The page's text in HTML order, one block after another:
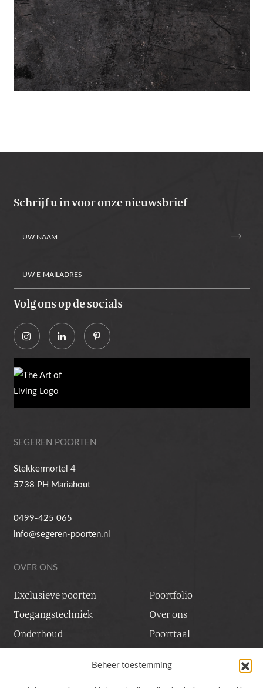
Beheer toestemming
Schrijf u in voor onze nieuwsbrief
trending_flat
Alternative:
Volg ons op de socials
SEGEREN POORTEN
Stekkermortel 4
5738 PH Mariahout
0499-425 065
info@segeren-poorten.nl
OVER ONS
Exclusieve poorten
Toegangstechniek
Onderhoud
Poortfolio
Over ons
Poorttaal
Contact & service